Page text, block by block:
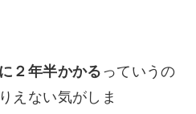
２年半かかる っていうの
えない気がしま